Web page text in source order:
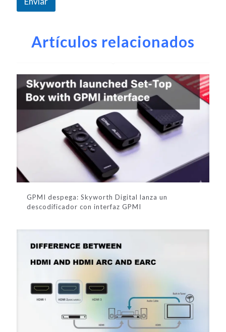
t
v
Artículos relacionados
GPMI despega: Skyworth Digital lanza un
descodificador con interfaz GPMI